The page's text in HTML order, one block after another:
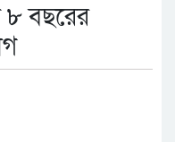
৮ বছরের